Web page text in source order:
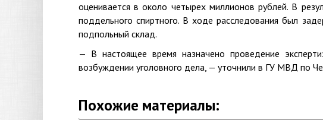
оценивается в около четырех миллионов рублей. В
поддельного спиртного. В ходе расследования был
подпольный склад.
— В настоящее время назначено проведение
возбуждении уголовного дела, — уточнили в ГУ МВД по
Похожие материалы: